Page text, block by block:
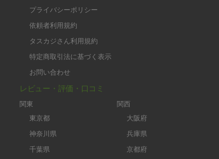
プライバシーポリシー
依頼者利用規約
タスカジさん利用規約
特定商取引法に基づく表示
お問い合わせ
レビュー・評価・口コミ
関東
東京都
神奈川県
千葉県
関西
大阪府
兵庫県
京都府